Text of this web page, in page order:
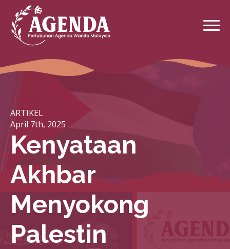
ARTIKEL
April 7th, 2025
Kenyataan
Akhbar
Menyokong
Palestin